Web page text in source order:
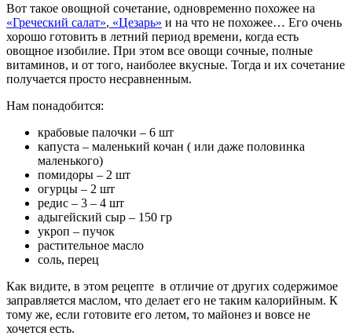
Вот такое овощной сочетание, одновременно похожее на
«Греческий салат», «Цезарь» и на что не похожее… Его очень
хорошо готовить в летний период времени, когда есть
овощное изобилие. При этом все овощи сочные, полные
витаминов, и от того, наиболее вкусные. Тогда и их сочетание
получается просто несравненным.
Нам понадобится:
крабовые палочки – 6 шт
капуста – маленький кочан ( или даже половинка
маленького)
помидоры – 2 шт
огурцы – 2 шт
редис – 3 – 4 шт
адыгейский сыр – 150 гр
укроп – пучок
растительное масло
соль, перец
Как видите, в этом рецепте в отличие от других содержимое
заправляется маслом, что делает его не таким калорийным. К
тому же, если готовите его летом, то майонез и вовсе не
хочется есть.